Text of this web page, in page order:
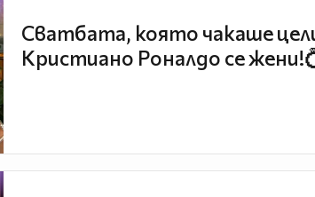
Сватбата, която чакаше
Кристиано Роналдо се